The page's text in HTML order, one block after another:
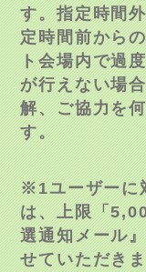
す。指定時間
定時間前から
ト会場内で過
が行えない場
解、ご協力を
す。
※1ユーザーに
は、上限「
選通知メール
せていただき